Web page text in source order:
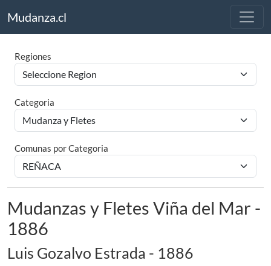
Mudanza.cl
Regiones
Categoria
Comunas por Categoria
Mudanzas y Fletes Viña del Mar -
1886
Luis Gozalvo Estrada - 1886